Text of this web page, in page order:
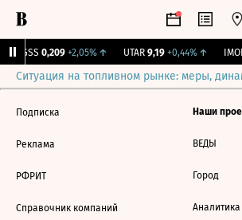
RGSS 0,209 +2,05%↑ UTAR 9,19 +0,44%↑
Ситуация на топливном рынке: меры,
Подписка
Реклама
РФРИТ
Справочник компаний
Наши
ВЕДЫ
Город
Аналитика